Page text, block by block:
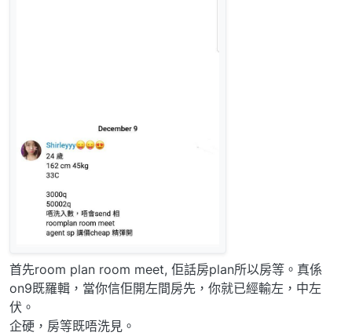
首先room plan room meet, 佢話房plan所以房等。真係
on9既羅輯，當你信佢開左間房先，你就已經輸左，中左
伏。
企硬，房等既唔洗見。